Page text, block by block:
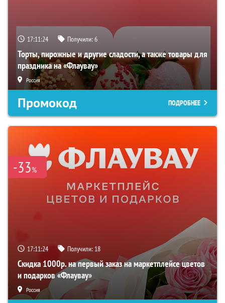
17:11:23 Получили:6
Торты, пирожные и другие сладости, а также товары для
праздника на «Флаувау»
Россия
Промокод ПОДРОБНЕЕ
-33%
17:11:23 Получили: 18
Скидка 1000р. на первый заказ на маркетплейсе цветов
и подарков «Флаувау»
Россия